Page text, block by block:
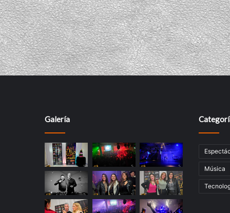
Galería
Música